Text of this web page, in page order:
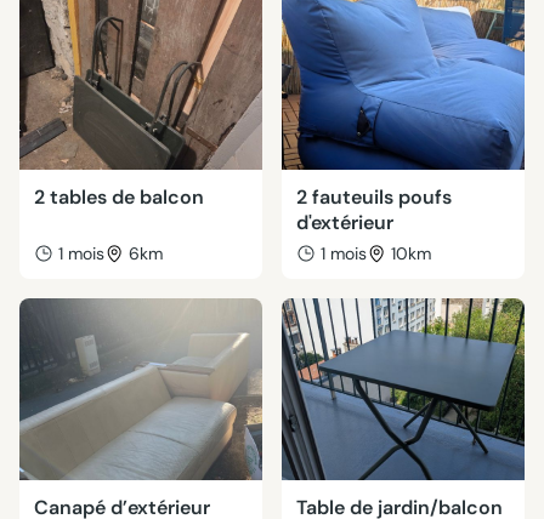
2 tables de balcon
1 mois 6km
2 fauteuils poufs
d'extérieur
1 mois 10km
Canapé d’extérieur Table de jardin/balcon